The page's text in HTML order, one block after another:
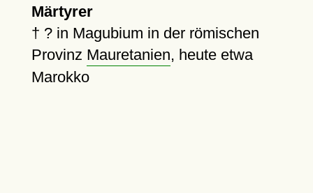
Märtyrer
† ?in Magubium in der römischen
Provinz Mauretanien, heute etwa
Marokko